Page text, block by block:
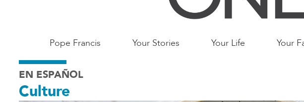
Main
Birmingham
Pope Francis Your Stories Your Life Your
EN ESPAÑOL
Culture